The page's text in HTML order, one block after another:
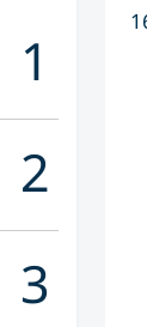
حين سيُسمح بدخول الأطفال والمراهقين دون سن 16
1
2
3